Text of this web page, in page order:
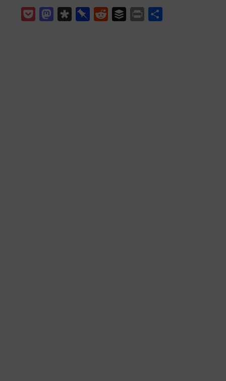
Pocket MastodonDiasporaPinboardReddit Buffer Print